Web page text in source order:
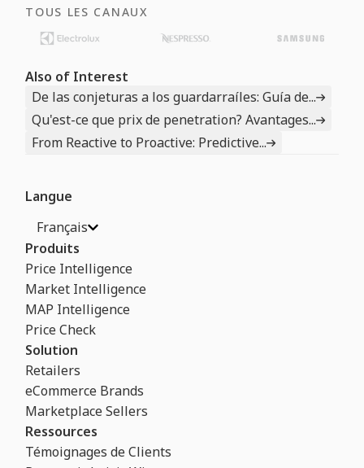
TOUS LES CANAUX
Also of Interest
De las conjeturas a los guardarraíles: Guía de...
Qu'est-ce que prix de penetration? Avantages...
From Reactive to Proactive: Predictive...
Langue
Français
Produits
Price Intelligence
Market Intelligence
MAP Intelligence
Price Check
Solution
Retailers
eCommerce Brands
Marketplace Sellers
Ressources
Témoignages de Clients